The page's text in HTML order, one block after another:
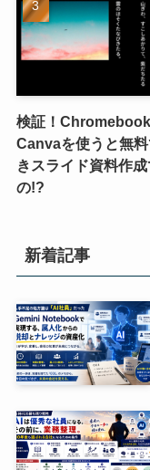
検証！
Canvaを使うと無
きスライド資料作
の!?
新着記事